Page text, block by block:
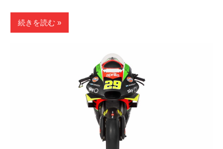
続きを読む